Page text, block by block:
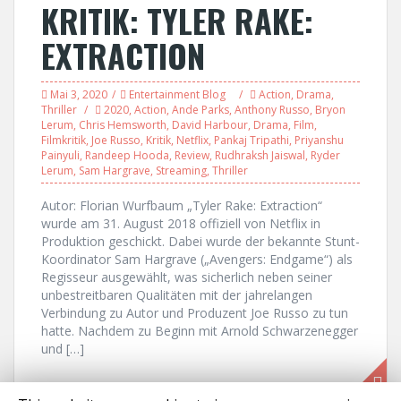
KRITIK: TYLER RAKE:
EXTRACTION
Mai 3, 2020 Entertainment Blog Action, Drama,
Thriller
2020, Action, Ande Parks, Anthony Russo, Bryon
Lerum, Chris Hemsworth, David Harbour, Drama, Film,
Filmkritik, Joe Russo, Kritik, Netflix, Pankaj Tripathi, Priyanshu
Painyuli, Randeep Hooda, Review, Rudhraksh Jaiswal, Ryder
Lerum, Sam Hargrave, Streaming, Thriller
Autor: Florian Wurfbaum „Tyler Rake: Extraction“
wurde am 31. August 2018 offiziell von Netflix in
Produktion geschickt. Dabei wurde der bekannte Stunt-
Koordinator Sam Hargrave („Avengers: Endgame“) als
Regisseur ausgewählt, was sicherlich neben seiner
unbestreitbaren Qualitäten mit der jahrelangen
Verbindung zu Autor und Produzent Joe Russo zu tun
hatte. Nachdem zu Beginn mit Arnold Schwarzenegger
und […]